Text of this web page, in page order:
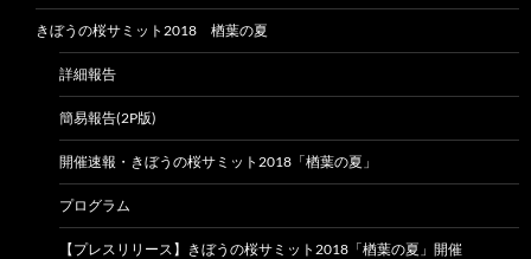
きぼうの桜サミット2018 楢葉の夏
詳細報告
簡易報告(2P版)
開催速報・きぼうの桜サミット2018「楢葉の夏」
プログラム
【プレスリリース】きぼうの桜サミット2018「楢葉の夏」開催